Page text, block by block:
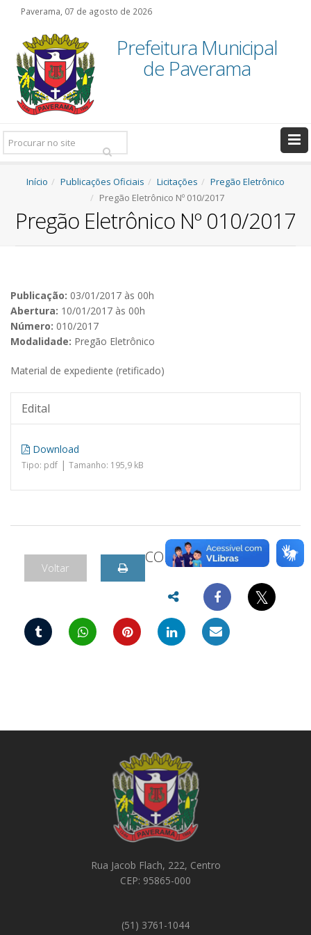
Paverama, 07 de agosto de 2026
Prefeitura Municipal
de Paverama
Pesquisar:
Início Publicações Oficiais Licitações
Pregão Eletrônico
Pregão Eletrônico Nº 010/2017
Pregão Eletrônico Nº 010/2017
Publicação: 03/01/2017 às 00h
Abertura: 10/01/2017 às 00h
Número: 010/2017
Modalidade: Pregão Eletrônico
Material de expediente (retificado)
Edital
Download
Tipo: pdf | Tamanho: 195,9 kB
Voltar
COMPARTILHAR
𝕏
Rua Jacob Flach, 222, Centro
CEP: 95865-000
(51) 3761-1044